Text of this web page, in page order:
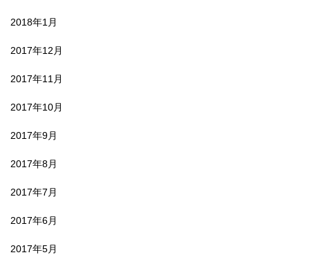
2018年1月
2017年12月
2017年11月
2017年10月
2017年9月
2017年8月
2017年7月
2017年6月
2017年5月